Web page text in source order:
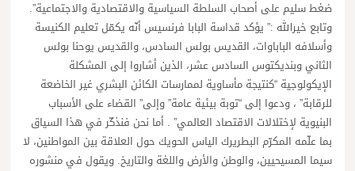
ضغط سليم على أصحاب السلطة السياسية والاقتصادية والاجتماعية”.
وتابع خيرالله :” يؤكد قداسة البابا فرنسيس أنّه يكمّل تعليم الكنيسة
وأسلافه الباباوات، القديس بولس السادس، والقديس يوحنا بولس
الثاني وبنديكتوس السادس عشر، الذين أشاروا إلى المشكلة
الإيكولوجية “كنتيجة مأساوية لممارسات الكائن البشري غير الخاضعة
للرقابة” ، ودعوا إلى “توبة بيئية عامة” وإلى” القضاء على الأسباب
البنيوية لإختلالات الاقتصاد العالمي” . أما نحن فنذكّر في هذا السياق
بما علّمه المكرّم البطريرك الياس الحويك حول العلاقة بين المواطنين، لا
سيما المسيحيين، والوطن والأرض واللغة والتاريخ. ويقول في منشوره